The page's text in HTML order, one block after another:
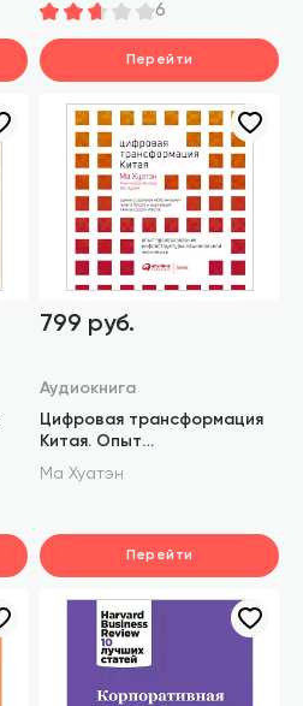
6
Перейти
799 руб.
Аудиокнига
Цифровая трансформация
Китая. Опыт
преобразования
инфраструктуры
Ма Хуатэн
Перейти